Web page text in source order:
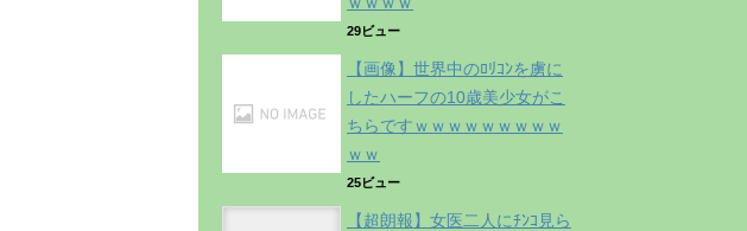
29ビュー
【画像】世界中のﾛﾘｺﾝを虜に
したハーフの10歳美少女がこ
ちらですｗｗｗｗｗｗｗｗｗ
ｗｗ
25ビュー
【超朗報】女医二人にﾁﾝｺ見ら